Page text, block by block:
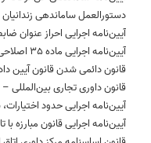
قانون داوری تجاری بین‌المللی – مصوب